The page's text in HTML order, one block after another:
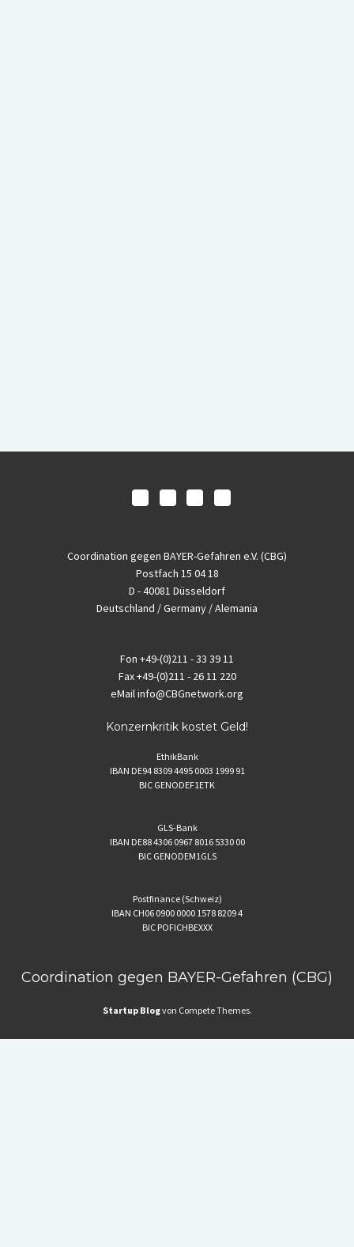
Coordination gegen BAYER-Gefahren e.V. (CBG)
Postfach 15 04 18
D - 40081 Düsseldorf
Deutschland / Germany / Alemania
Fon +49-(0)211 - 33 39 11
Fax+49-(0)211 - 26 11 220
eMailinfo@CBGnetwork.org
Konzernkritik kostet Geld!
EthikBank
IBAN DE94 8309 4495 0003 1999 91
BIC GENODEF1ETK
GLS-Bank
IBAN DE88 4306 0967 8016 5330 00
BIC GENODEM1GLS
Postfinance (Schweiz)
IBAN CH06 0900 0000 1578 8209 4
BIC POFICHBEXXX
Coordination gegen BAYER-Gefahren (CBG)
Startup Blogvon Compete Themes.